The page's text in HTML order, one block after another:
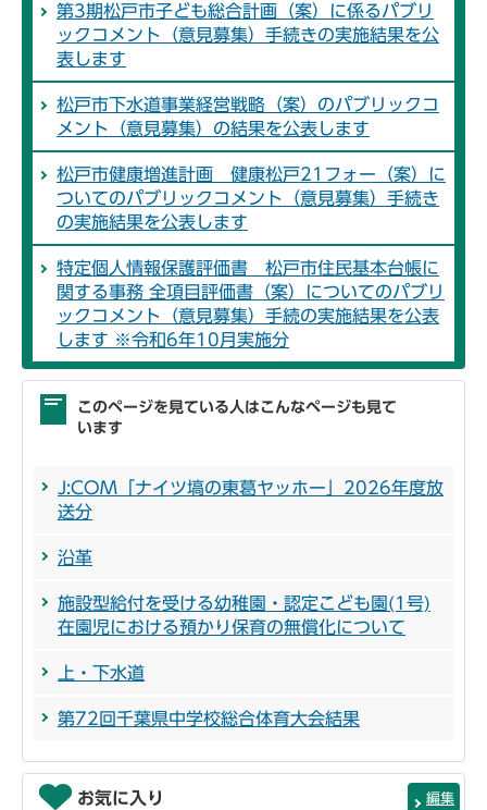
第3期松戸市子ども総合計画（案）に係るパブリ
ックコメント（意見募集）手続きの実施結果を公
表します
松戸市下水道事業経営戦略（案）のパブリックコ
メント（意見募集）の結果を公表します
松戸市健康増進計画 健康松戸21フォー（案）に
ついてのパブリックコメント（意見募集）手続き
の実施結果を公表します
特定個人情報保護評価書 松戸市住民基本台帳に
関する事務 全項目評価書（案）についてのパブリ
ックコメント（意見募集）手続の実施結果を公表
します ※令和6年10月実施分
このページを見ている人はこんなページも見て
います
J:COM「ナイツ塙の東葛ヤッホー」2026年度放
送分
沿革
施設型給付を受ける幼稚園・認定こども園(1号)
在園児における預かり保育の無償化について
上・下水道
第72回千葉県中学校総合体育大会結果
お気に入り 編集